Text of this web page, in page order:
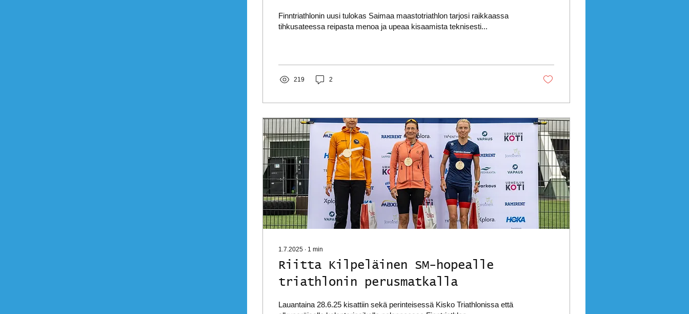
Finntriathlonin uusi tulokas Saimaa maastotriathlon tarjosi raikkaassa
tihkusateessa reipasta menoa ja upeaa kisaamista teknisesti...
219 2
1.7.2025 ∙ 1 min
Riitta Kilpeläinen SM-hopealle
triathlonin perusmatkalla
Lauantaina 28.6.25 kisattiin sekä perinteisessä Kisko Triathlonissa että